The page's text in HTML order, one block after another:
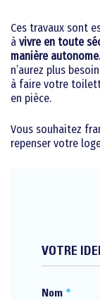
Ces travaux sont
à vivre en toute
manière autonome.
n’aurez plus
à faire votre
en pièce.
Vous souhaitez
repenser votre
VOTRE
Nom *